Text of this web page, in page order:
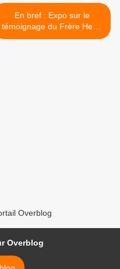
En bref : Expo sur le
témoignage du Frère Henri
Verges >
Overblog
Overblog